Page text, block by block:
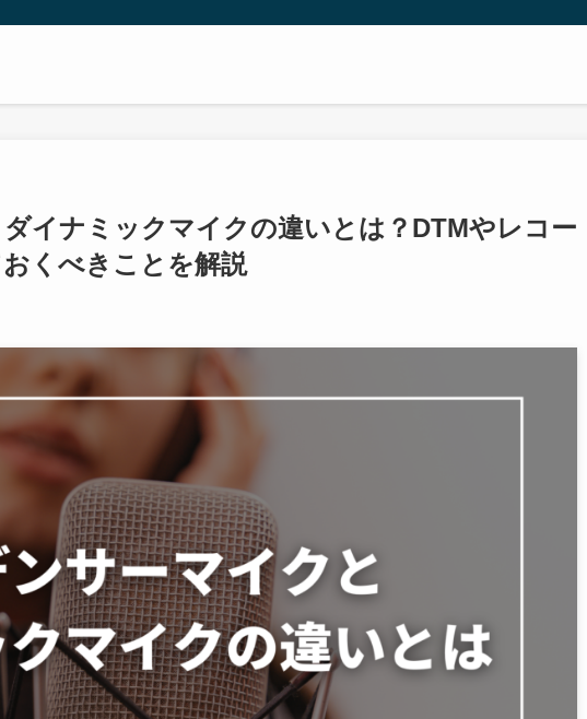
イナミックマイクの違いとは？DTMやレコー
くべきことを解説